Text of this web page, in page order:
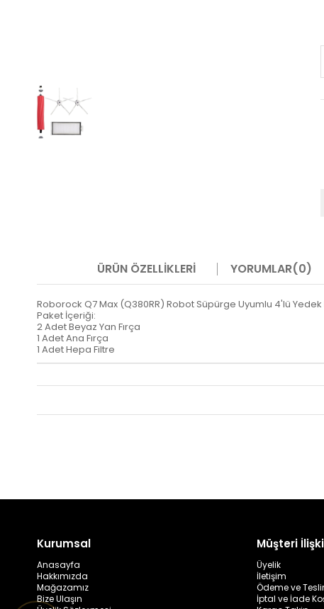
ÜRÜN ÖZELLIKLERI YORUMLAR(0)
Roborock Q7 Max (Q380RR) Robot Süpürge Uyumlu 4'lü
Paket İçeriği:
2 Adet Beyaz Yan Fırça
1 Adet Ana Fırça
1 Adet Hepa Filtre
Kurumsal
Anasayfa
Hakkımızda
Mağazamız
Bize Ulaşın
Müşteri
Üyelik
İletişim
Ödeme ve
İptal ve İade